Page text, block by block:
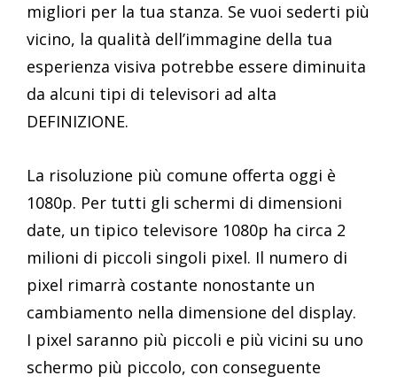
migliori per la tua stanza. Se vuoi sederti più
vicino, la qualità dell’immagine della tua
esperienza visiva potrebbe essere diminuita
da alcuni tipi di televisori ad alta
DEFINIZIONE.
La risoluzione più comune offerta oggi è
1080p. Per tutti gli schermi di dimensioni
date, un tipico televisore 1080p ha circa 2
milioni di piccoli singoli pixel. Il numero di
pixel rimarrà costante nonostante un
cambiamento nella dimensione del display.
I pixel saranno più piccoli e più vicini su uno
schermo più piccolo, con conseguente